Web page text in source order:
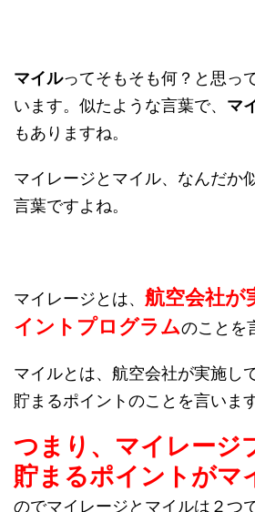
マイルってそもそも何？と思っ
います。似たような言葉で、 マ
もありますね。
マイレージとマイル、なんだか
言葉ですよね。
マイレージとは、 航空会社が
イントプログラムのことを
マイルとは、航空会社が実施し
貯まるポイントのことを言います
つまり、マイレージ
貯まるポイントがマ
のでマイレージとマイルは２つ